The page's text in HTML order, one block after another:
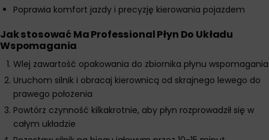
Poprawia komfort jazdy i precyzję kierowania pojazdem
Jak stosować Ma Professional Płyn Do Układu
Wspomagania
Wlej zawartość opakowania do zbiornika płynu wspomagania
Uruchom silnik i obracaj kierownicą od skrajnego lewego do
prawego położenia
Powtórz czynność kilkakrotnie, aby płyn rozprowadził się w
całym układzie